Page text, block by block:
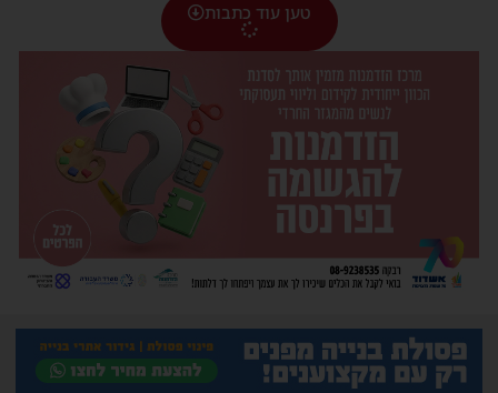
טען עוד כתבות
יש לכם עדכון בשבילנו? רוצים לשאול אותנו